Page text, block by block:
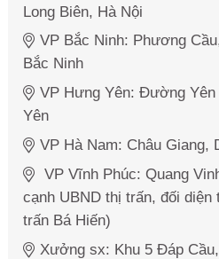
Long Biên, Hà Nội
VP Bắc Ninh: Phương
Bắc Ninh
VP Hưng Yên: Đường
Yên
VP Hà Nam: Châu Giang,
VP Vĩnh Phúc: Quang
cạnh UBND thị trấn, đối diện
trấn Bá Hiến)
Xưởng sx: Khu 5 Đáp